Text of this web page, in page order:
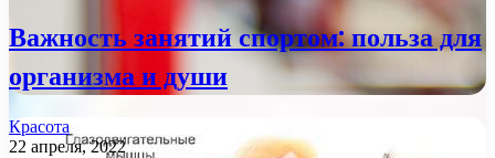
Важность занятий спортом: польза для
организма и души
Красота
22 апреля, 2022